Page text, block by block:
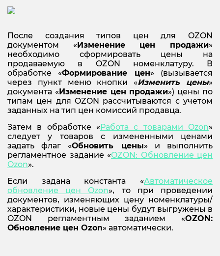
После создания типов цен для OZON
документом «Изменение цен продажи»
необходимо сформировать цены на
продаваемую в OZON номенклатуру. В
обработке «Формирование цен» (вызывается
через пункт меню кнопки «Изменить цены»
документа «Изменение цен продажи») цены по
типам цен для OZON рассчитываются с учетом
заданных на тип цен комиссий продавца.
Затем в обработке «Работа с товарами Ozon»
следует у товаров с измененными ценами
задать флаг «Обновить цены» и выполнить
регламентное задание «OZON: Обновление цен
Ozon».
Если задана константа «Автоматическое
обновление ценOzon», то при проведении
документов, изменяющих цену номенклатуры/
характеристики, новые цены будут выгружены в
OZON регламентным заданием «OZON:
Обновление цен Ozon» автоматически.